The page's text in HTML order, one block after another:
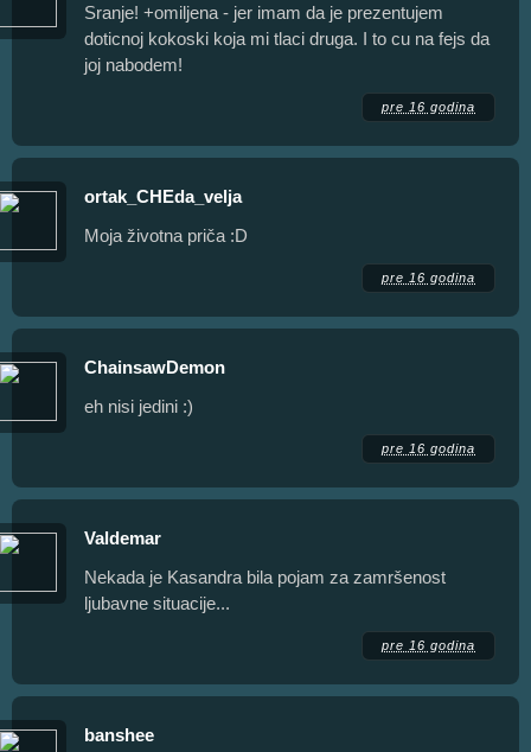
Sranje! +omiljena - jer imam da je prezentujem
doticnoj kokoski koja mi tlaci druga. I to cu na fejs da
joj nabodem!
pre 16 godina
ortak_CHEda_velja
Moja životna priča :D
pre 16 godina
ChainsawDemon
eh nisi jedini :)
pre 16 godina
Valdemar
Nekada je Kasandra bila pojam za zamršenost
ljubavne situacije...
pre 16 godina
banshee